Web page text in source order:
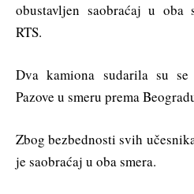
obustavljen saobraćaj u oba
RTS.
Dva kamiona sudarila su
Pazove u smeru prema
Zbog bezbednosti svih
je saobraćaj u oba smera.